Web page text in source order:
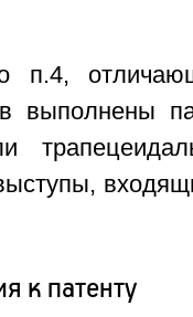
п.4,
выполнены
к патенту